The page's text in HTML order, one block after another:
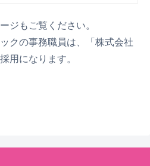
ジもご覧ください。
クの事務職員は、「株式会社
用になります。